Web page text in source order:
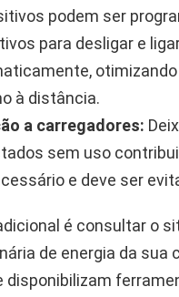
podem ser
para desligar e
à distância.
a carregadores:
sem uso
e deve ser
é consultar o
de energia da sua
disponibilizam